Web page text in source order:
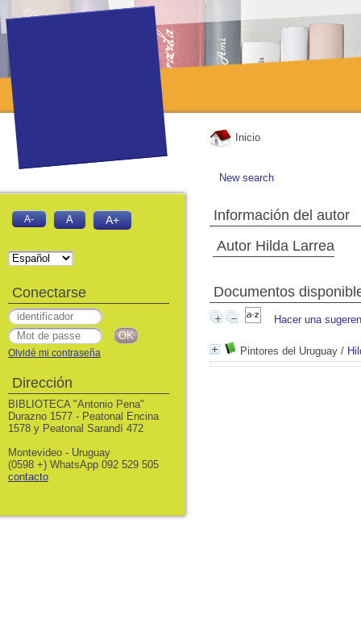
Inicio
New search
Información del autor
Autor Hilda Larrea
Documentos
Hacer una
Pintores del Uruguay /
A- A A+
Conectarse
Olvidé mi contraseña
Dirección
BIBLIOTECA "Antonio Pena"
Durazno 1577 - Peatonal Encina
1578 y Peatonal Sarandí 472
Montevideo - Uruguay
(0598 +) WhatsApp 092 529 505
contacto